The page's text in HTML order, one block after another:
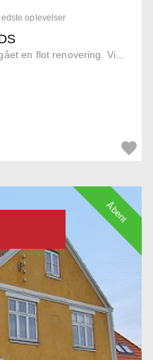
oplevelser
en flot renovering. Vi...
Åbent